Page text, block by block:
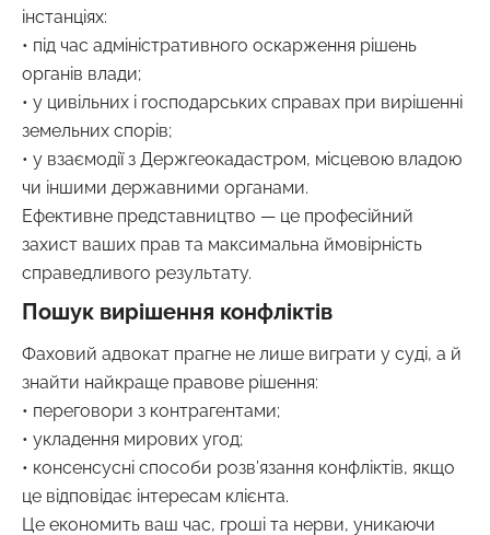
інстанціях:
• під час адміністративного оскарження рішень
органів влади;
• у цивільних і господарських справах при вирішенні
земельних спорів;
• у взаємодії з Держгеокадастром, місцевою владою
чи іншими державними органами.
Ефективне представництво — це професійний
захист ваших прав та максимальна ймовірність
справедливого результату.
Пошук вирішення конфліктів
Фаховий адвокат прагне не лише виграти у суді, а й
знайти найкраще правове рішення:
• переговори з контрагентами;
• укладення мирових угод;
• консенсусні способи розв’язання конфліктів, якщо
це відповідає інтересам клієнта.
Це економить ваш час, гроші та нерви, уникаючи